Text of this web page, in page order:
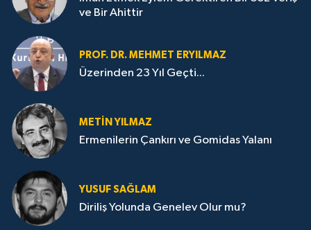
ve Bir Ahittir
PROF. DR. MEHMET ERYILMAZ
Üzerinden 23 Yıl Geçti...
METIN YILMAZ
Ermenilerin Çankırı ve Gomidas Yalanı
YUSUF SAĞLAM
Diriliş Yolunda Genelev Olur mu?